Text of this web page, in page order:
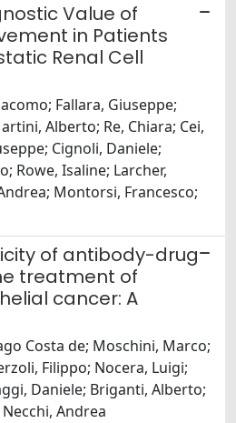
Value of
in Patients
Renal Cell
Fallara, Giuseppe;
Alberto; Re, Chiara; Cei,
Cignoli, Daniele;
Rowe, Isaline; Larcher,
Montorsi, Francesco;
of antibody-drug
treatment of
cancer: A
Costa de; Moschini, Marco;
Filippo; Nocera, Luigi;
Daniele; Briganti, Alberto;
Andrea